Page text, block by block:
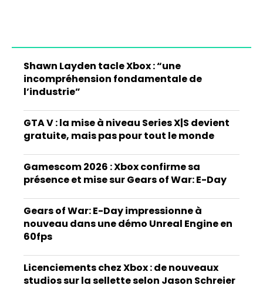
Shawn Layden tacle Xbox : “une
incompréhension fondamentale de
l’industrie”
GTA V : la mise à niveau Series X|S devient
gratuite, mais pas pour tout le monde
Gamescom 2026 : Xbox confirme sa
présence et mise sur Gears of War: E-Day
Gears of War: E-Day impressionne à
nouveau dans une démo Unreal Engine en
60fps
Licenciements chez Xbox : de nouveaux
studios sur la sellette selon Jason Schreier